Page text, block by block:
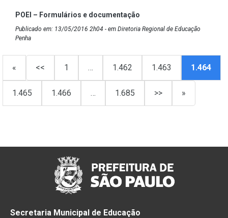
POEI – Formulários e documentação
Publicado em: 13/05/2016 2h04 - em Diretoria Regional de Educação
Penha
« << 1 … 1.462 1.463 1.464
1.465 1.466 … 1.685 >> »
Secretaria Municipal de Educação